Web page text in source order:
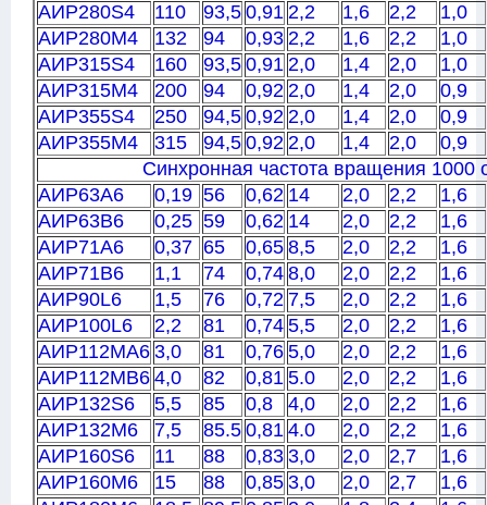
АИР280S4
110 93,5 0,91 2,2 1,6 2,2
1,0
АИР280M4
132 94 0,93 2,2 1,6 2,2
1,0
АИР315S4
160 93,5 0,91 2,0 1,4 2,0
1,0
АИР315M4
200 94 0,92 2,0 1,4 2,0
0,9
АИР355S4
250 94,5 0,92 2,0 1,4 2,0
0,9
АИР355M4
315 94,5 0,92 2,0 1,4 2,0
0,9
Синхронная частота вращения 1000
АИР63A6
0,19 56 0,62 14 2,0 2,2
1,6
АИР63B6
0,25 59 0,62 14 2,0 2,2
1,6
АИР71A6
0,37 65 0,65 8,5 2,0 2,2
1,6
АИР71B6
1,1 74 0,74 8,0 2,0 2,2
1,6
АИР90L6
1,5 76 0,72 7,5 2,0 2,2
1,6
АИР100L6
2,2 81 0,74 5,5 2,0 2,2
1,6
АИР112MA6 3,0 81 0,76 5,0 2,0 2,2
1,6
АИР112MB6 4,0 82 0,81 5.0 2,0 2,2
1,6
АИР132S6
5,5 85 0,8 4,0 2,0 2,2
1,6
АИР132M6
7,5 85.5 0,81 4.0 2,0 2,2
1,6
АИР160S6
11 88 0,83 3,0 2,0 2,7
1,6
АИР160M6
15 88 0,85 3,0 2,0 2,7
1,6